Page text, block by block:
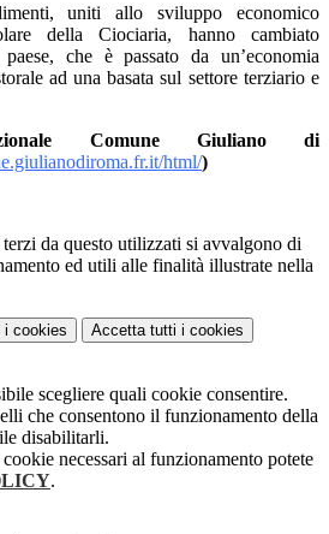
uniti allo sviluppo economico
della Ciociaria, hanno cambiato
che è passato da un’economia
ad una basata sul settore terziario e
Comune Giuliano di
html/)
da questo utilizzati si avvalgono di
ed utili alle finalità illustrate nella
i cookies Accetta tutti i cookies
scegliere quali cookie consentire.
che consentono il funzionamento della
disabilitarli.
necessari al funzionamento potete
.